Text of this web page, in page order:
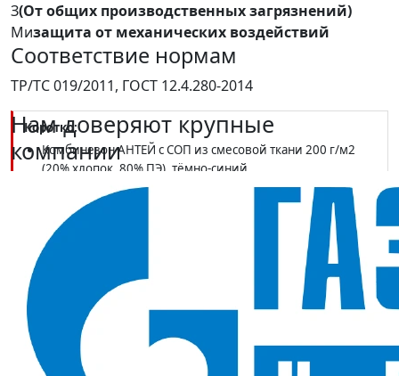
З(От общих производственных загрязнений)
Мизащита от механических воздействий
Соответствие нормам
ТР/ТС 019/2011, ГОСТ 12.4.280-2014
Коротко:
Комбинезон АНТЕЙ с СОП из смесовой ткани 200 г/м2
(20% хлопок, 80% ПЭ), тёмно-синий
Защитные свойства З и Ми; ТР ТС 019/2011, ГОСТ
12.4.280-2014; светоотражающие полосы
Цельный крой с усилением на коленях — для монтажных
и ремонтных работ, лето и демисезон
В наличии в SIZMAG (Москва), отгрузка в день заказа
Комбинезон АНТЕЙ с СОП (тк.Смесовая 200), т.синий
—
летний рабочий комбинезон цельного кроя, который закрывает
корпус и ноги без разрывов по поясу: ничего не задирается и не
сползает при наклонах. Смесовая ткань плотностью 200 г/м2 с
Нам доверяют крупные
компании